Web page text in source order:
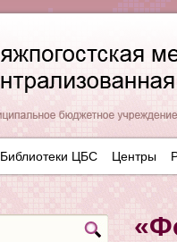
Библиотеки ЦБС Центры